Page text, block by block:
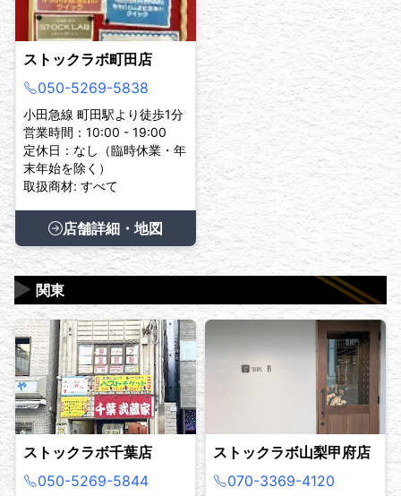
ストックラボ町田店
050-5269-5838
小田急線 町田駅より徒歩1分
営業時間：10:00 - 19:00
定休日：なし（臨時休業・年
末年始を除く）
取扱商材: すべて
店舗詳細・地図
関東
▶
ストックラボ千葉店
050-5269-5844
ストックラボ山梨甲府店
070-3369-4120